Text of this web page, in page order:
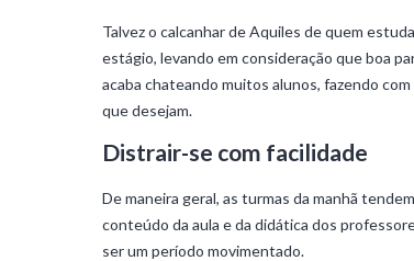
Talvez o calcanhar de Aquiles de quem
estágio, levando em consideração que boa
acaba chateando muitos alunos, fazendo
que desejam.
Distrair-se com facilidade
De maneira geral, as turmas da manhã
conteúdo da aula e da didática dos
ser um período movimentado.